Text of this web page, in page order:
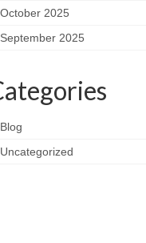
October 2025
September 2025
Blog
Uncategorized